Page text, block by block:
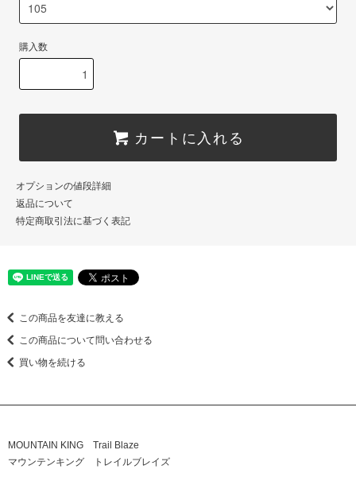
購入数
カートに入れる
オプションの値段詳細
返品について
特定商取引法に基づく表記
この商品を友達に教える
この商品について問い合わせる
買い物を続ける
MOUNTAIN KING Trail Blaze
マウンテンキング トレイルブレイズ